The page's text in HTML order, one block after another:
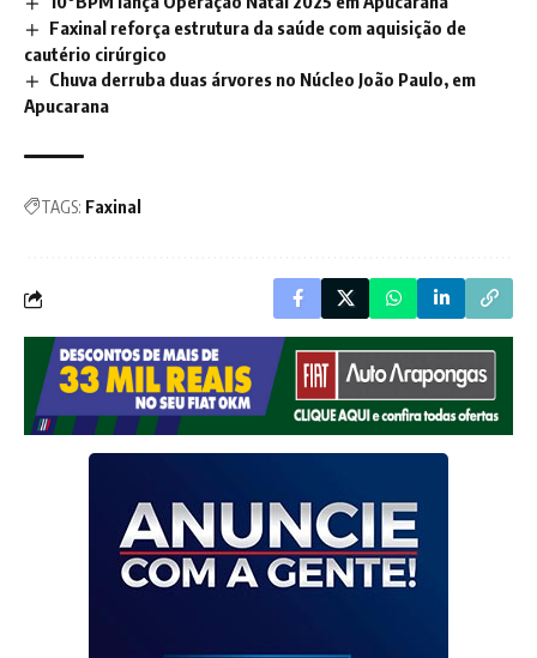
Faxinal reforça estrutura da saúde com aquisição de
cautério cirúrgico
Chuva derruba duas árvores no Núcleo João Paulo, em
Apucarana
TAGS: Faxinal